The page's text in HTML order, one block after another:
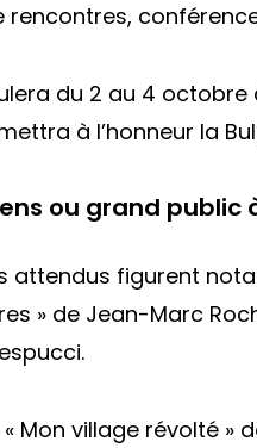
rencontres,
du 2 au 4
à l’honneur la
ou grand public
attendus figurent
» de Jean-Marc
Mon village révolté »